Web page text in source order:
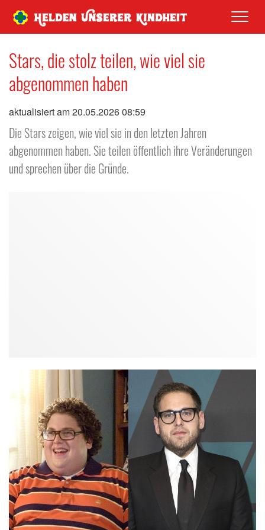
Stars, die stolz teilen, wie viel sie
abgenommen haben
aktualisiert am 20.05.2026 08:59
Die Stars zeigen, wie viel sie in den letzten Jahren
abgenommen haben. Sie teilen öffentlich ihre Veränderungen
und sprechen über die Gründe.